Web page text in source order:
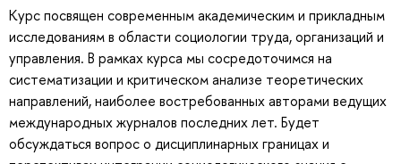
Курс посвящен современным академическим и прикладным
исследованиям в области социологии труда, организаций и
управления. В рамках курса мы сосредоточимся на
систематизации и критическом анализе теоретических
направлений, наиболее востребованных авторами ведущих
международных журналов последних лет. Будет
обсуждаться вопрос о дисциплинарных границах и